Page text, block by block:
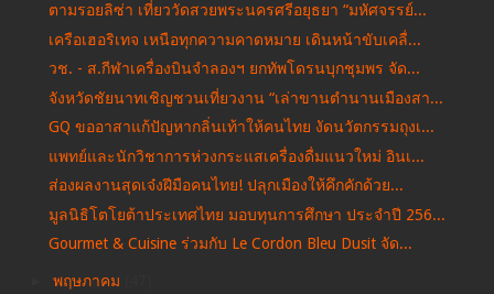
ตามรอยลิซ่า เที่ยววัดสวยพระนครศรีอยุธยา “มหัศจรรย์...
เครือเฮอริเทจ เหนือทุกความคาดหมาย เดินหน้าขับเคลื่...
วช. - ส.กีฬาเครื่องบินจำลองฯ ยกทัพโดรนบุกชุมพร จัด...
จังหวัดชัยนาทเชิญชวนเที่ยวงาน “เล่าขานตำนานเมืองสา...
GQ ขออาสาแก้ปัญหากลิ่นเท้าให้คนไทย งัดนวัตกรรมถุงเ...
แพทย์และนักวิชาการห่วงกระแสเครื่องดื่มแนวใหม่ อินเ...
ส่องผลงานสุดเจ๋งฝีมือคนไทย! ปลุกเมืองให้คึกคักด้วย...
มูลนิธิโตโยต้าประเทศไทย มอบทุนการศึกษา ประจำปี 256...
Gourmet & Cuisine ร่วมกับ Le Cordon Bleu Dusit จัด...
พฤษภาคม